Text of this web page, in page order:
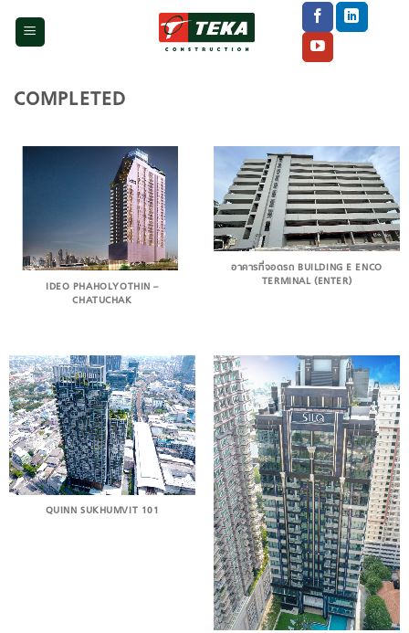
COMPLETED
IDEO PHAHOLYOTHIN –
CHATUCHAK
อาคารที่จอดรถ BUILDING E ENCO
TERMINAL (ENTER)
QUINN SUKHUMVIT 101